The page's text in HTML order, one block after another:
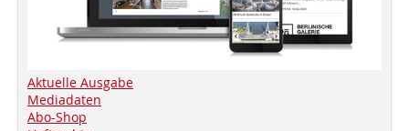
Aktuelle Ausgabe
Mediadaten
Abo-Shop